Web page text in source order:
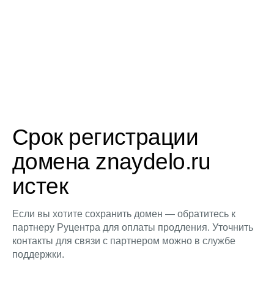
Срок регистрации
домена znaydelo.ru
истек
Если вы хотите сохранить домен — обратитесь к
партнеру Руцентра для оплаты продления. Уточнить
контакты для связи с партнером можно в службе
поддержки.